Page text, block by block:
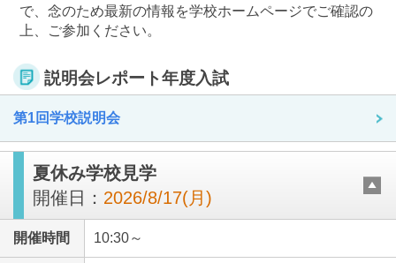
最近見た学校
文教大学付属中学校
ブックマークした学校
ブックマークした学校はありません
で、念のため最新の情報を学校ホームページでご確認の
上、ご参加ください。
説明会レポート年度入試
第1回学校説明会
夏休み学校見学
開催日： 2026/8/17(月)
開催時間 10:30～